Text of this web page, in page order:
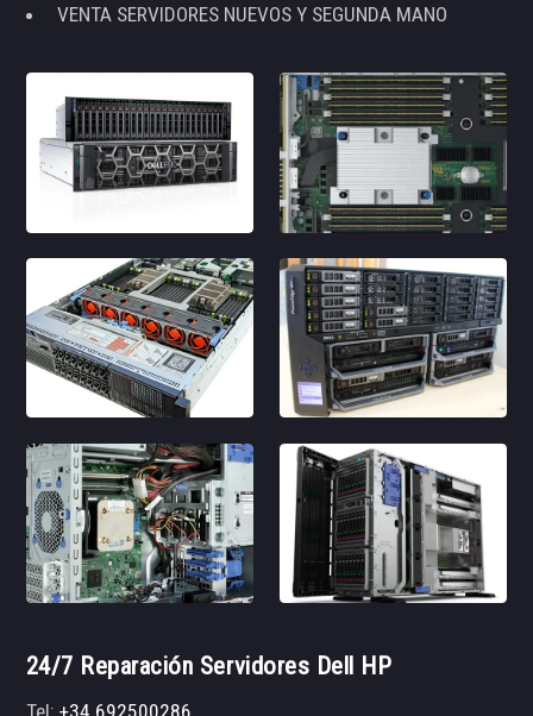
VENTA SERVIDORES NUEVOS Y SEGUNDA MANO
24/7 Reparación Servidores Dell HP
Tel:+34 692500286